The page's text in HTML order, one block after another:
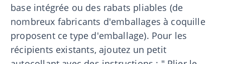
base intégrée ou des rabats pliables (de
nombreux fabricants d'emballages à coquille
proposent ce type d'emballage). Pour les
récipients existants, ajoutez un petit